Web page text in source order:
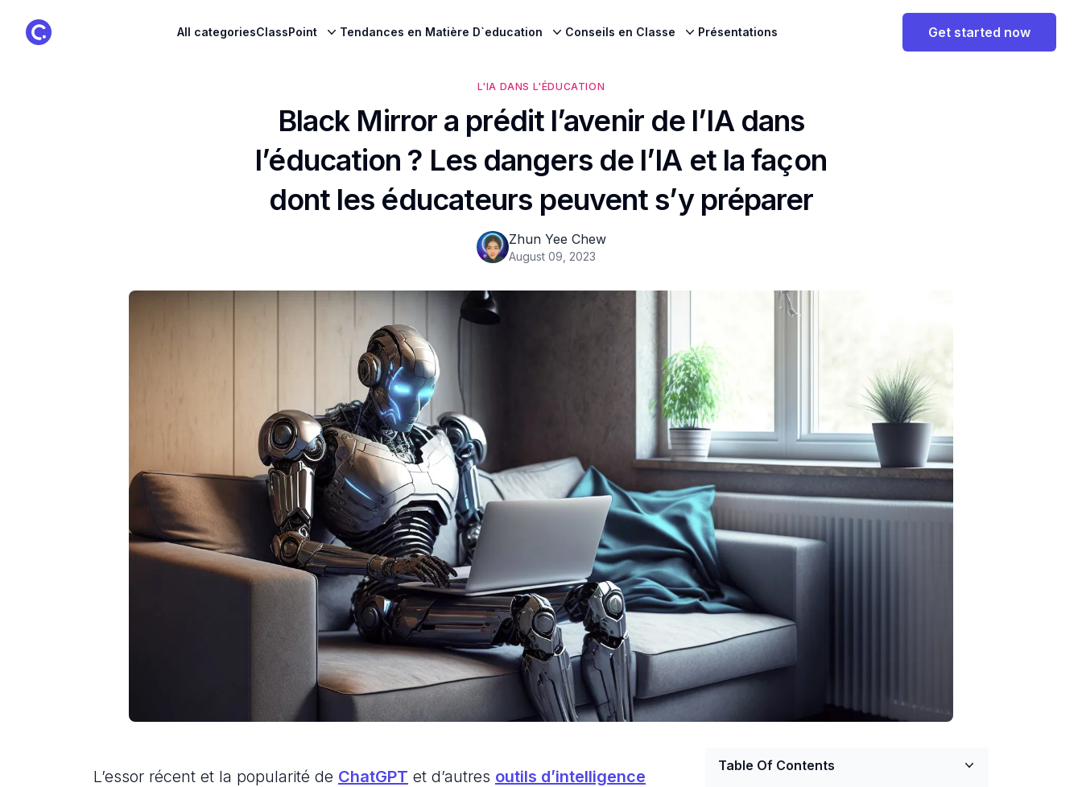
ClassPoint Logo All categoriesClassPoint Tendances en Matière D`education Conseils en Classe Présentations Get started now
L'IA DANS L'ÉDUCATION
Black Mirror a prédit l’avenir de l’IA dans
l’éducation ? Les dangers de l’IA et la façon
dont les éducateurs peuvent s’y préparer
Zhun Yee Chew
August 09, 2023
L’essor récent et la popularité de ChatGPT et d’autres outils d’intelligence
Table Of Contents